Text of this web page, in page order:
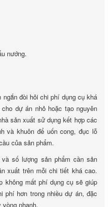
nướng.
ngắn đòi hỏi chi phí dụng cụ khá
dự án nhỏ hoặc tạo nguyên
sản xuất sử dụng kết hợp các
và khuôn để uốn cong, đục lỗ
của sản phẩm.
số lượng sản phẩm cần sản
xuất trên mỗi chi tiết khá cao.
không mất phí dụng cụ sẽ giúp
phí hơn trong nhiều dự án, đặc
nhanh.